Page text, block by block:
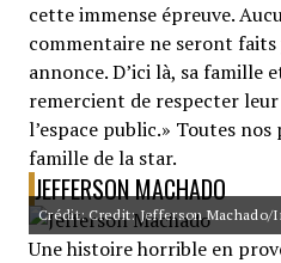
cette immense épreuve.
commentaire ne seront faits
annonce. D’ici là, sa famille
remercient de respecter
l’espace public.» Toutes nos
famille de la star.
JEFFERSON MACHADO
Crédit: Credit: Jefferson Machado/
Une histoire horrible en